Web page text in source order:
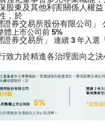
股東及其他利害關係人權
，於
證券交易所股份有限公司」
體上市公司前 5%
證券交易所」 連續 3 年入選
致力於精進各治理面向之決